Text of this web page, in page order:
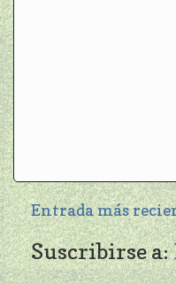
Entrada más
Suscribirse a: